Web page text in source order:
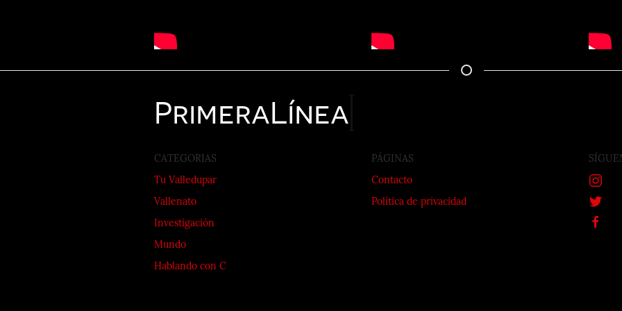
PrimeraLínea
CATEGORIAS
Tu Valledupar
Vallenato
Investigación
Mundo
Hablando con C
PÁGINAS
Contacto
Política de privacidad